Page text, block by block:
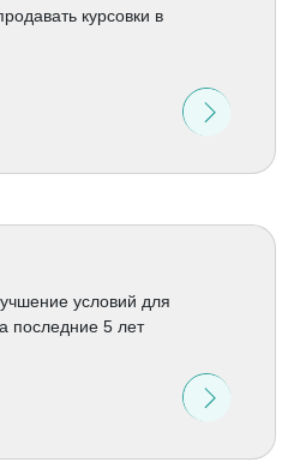
курсовки в
условий для
последние 5 лет